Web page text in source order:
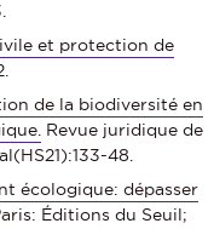
et protection de
de la biodiversité en
Revue juridique de
48.
écologique: dépasser
Éditions du Seuil;